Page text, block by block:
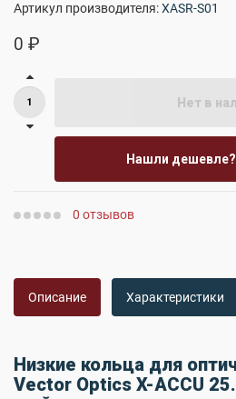
Артикул производителя:XASR-S01
0 ₽
Нет в
Нашли
0 отзывов
Описание Характеристики
Низкие кольца для
Vector Optics X-ACCU